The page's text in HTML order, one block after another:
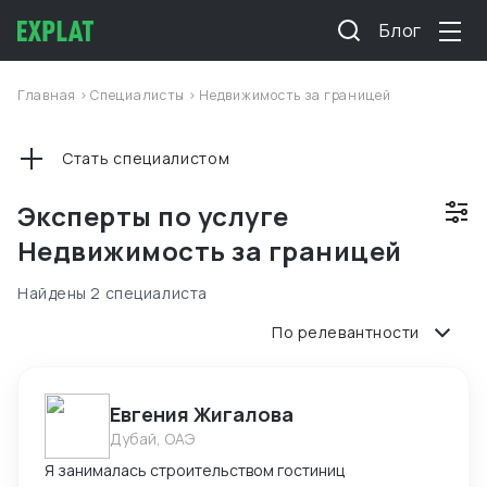
Блог
Главная >Специалисты > Недвижимость за границей
Эксперты по услуге
Недвижимость за границей
Стать специалистом
Найдены 2 специалиста
По релевантности
Евгения Жигалова
Дубай, ОАЭ
Я занималась строительством гостиниц